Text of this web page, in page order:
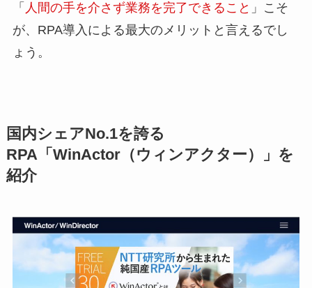
「 人間の手を介さず業務を完了できること 」こそ
が、RPA導入による最大のメリットと言えるでし
ょう。
国内シェアNo.1を誇る
RPA「WinActor（ウィンアクター）」を
紹介